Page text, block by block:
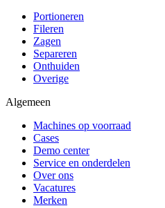
Portioneren
Fileren
Zagen
Separeren
Onthuiden
Overige
Algemeen
Machines op voorraad
Cases
Demo center
Service en onderdelen
Over ons
Vacatures
Merken